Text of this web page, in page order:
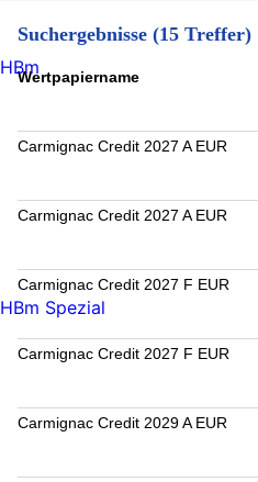
Suchergebnisse (15 Treffer)
Wert­papier­name
Carmignac Credit 2027 A EUR
Carmignac Credit 2027 A EUR
Carmignac Credit 2027 F EUR
Carmignac Credit 2027 F EUR
Carmignac Credit 2029 A EUR
HBm
HBm Spezial